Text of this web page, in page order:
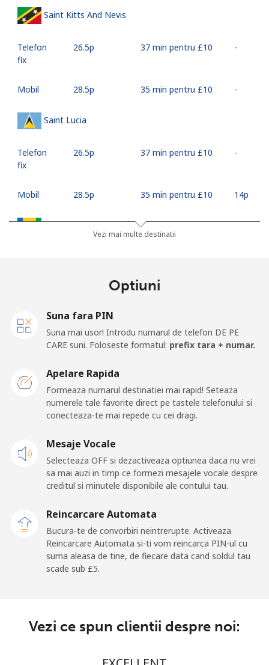
Saint Kitts And Nevis
Telefon
fix
⁦26.5p⁩ 37 min pentru ⁦£10⁩ -
Mobil ⁦28.5p⁩ 35 min pentru ⁦£10⁩ -
Saint Lucia
Telefon
fix
⁦26.5p⁩ 37 min pentru ⁦£10⁩ -
Mobil ⁦28.5p⁩ 35 min pentru ⁦£10⁩ ⁦14p⁩
Saint Vincent And The Grenadines
Samoa
fix
⁦103.5p⁩ 9 min pentru ⁦£10⁩ ⁦20p⁩
⁦18.9p⁩ 52 min pentru ⁦£10⁩ -
⁦18.9p⁩ 52 min pentru ⁦£10⁩
Sao Tome And Principe
⁦165.9p⁩
Vezi mai multe destinatii
Optiuni
Suna fara PIN
Suna mai usor! Introdu numarul de telefon DE PE
CARE suni. Foloseste formatul: prefix tara + numar.
Apelare Rapida
Formeaza numarul destinatiei mai rapid! Seteaza
numerele tale favorite direct pe tastele telefonului si
conecteaza-te mai repede cu cei dragi.
Mesaje Vocale
Selecteaza OFF si dezactiveaza optiunea daca nu vrei
sa mai auzi in timp ce formezi mesajele vocale despre
creditul si minutele disponibile ale contului tau.
Reincarcare Automata
Bucura-te de convorbiri neintrerupte. Activeaza
Reincarcare Automata si-ti vom reincarca PIN-ul cu
suma aleasa de tine, de fiecare data cand soldul tau
scade sub ⁦£5⁩.
Vezi ce spun clientii despre noi: